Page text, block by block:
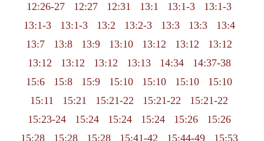
12:26-27
12:27 12:31 13:1 13:1-3
13:1-3
13:1-3
13:1-3 13:2 13:2-3 13:3 13:3
13:4
13:7
13:8 13:9 13:10 13:12 13:12
13:12
13:12
13:12 13:12 13:13 14:34
14:37-38
15:6
15:8 15:9 15:10 15:10 15:10
15:10
15:11
15:21 15:21-22 15:21-22
15:21-22
15:23-24
15:24 15:24 15:24 15:26
15:26
15:28
15:28 15:28 15:41-42 15:44-49
15:53